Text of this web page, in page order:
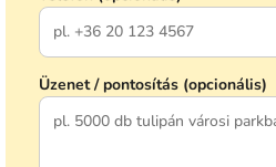
Üzenet / pontosítás (opcionális)